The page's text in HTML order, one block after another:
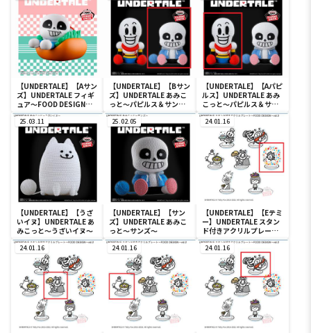
【UNDERTALE】【Aサン
ズ】UNDERTALE フィギ
ュア～FOOD DESIGN～
vol.1
【UNDERTALE】【Bサン
ズ】UNDERTALE あみこ
っと～パピルス＆サンズ
～
【UNDERTALE】【Aパピ
ルス】UNDERTALE あみ
こっと～パピルス＆サン
ズ～
25.03.11
【UNDERTALE】【うざ
いイヌ】UNDERTALE あ
みこっと～うざいイヌ～
25.02.05
【UNDERTALE】【サン
ズ】UNDERTALE あみこ
っと～サンズ～
24.01.16
【UNDERTALE】【Eテミ
ー】UNDERTALE スタン
ド付きアクリルプレート
～FOOD DESIGN～vol.2
24.01.16 24.01.16 24.01.16